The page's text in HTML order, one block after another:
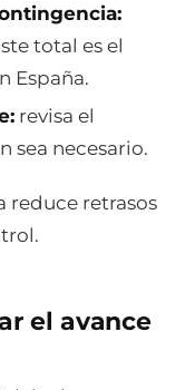
total es el
España.
revisa el
sea necesario.
reduce retrasos
el avance